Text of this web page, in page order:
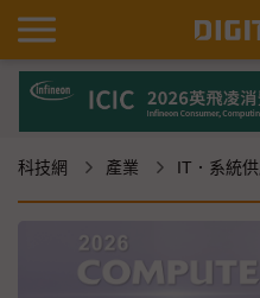
科技網 產業 IT．系統